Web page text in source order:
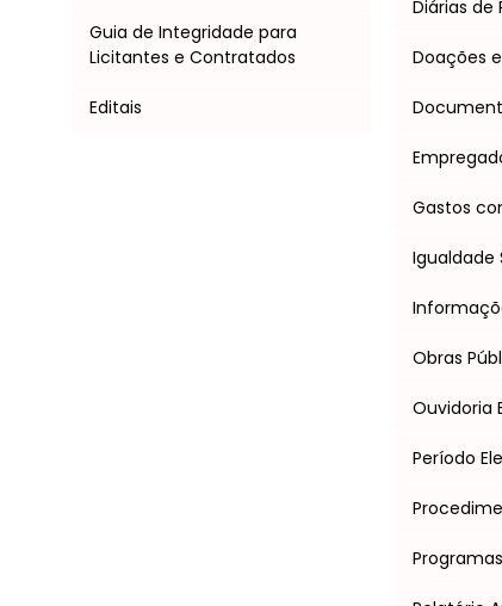
Guia de Integridade para
Licitantes e Contratados
Editais
Diárias de
Doações
Gastos
Igualdade
Obras
Ouvidoria
Período